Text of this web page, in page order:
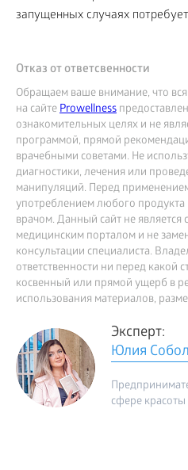
запущенных случаях
Отказ от ответсвенности
Обращаем ваше внимание, что
на сайтеProwellness
ознакомительных целях и не
программой, прямой
врачебными советами. Не
диагностики, лечения или
манипуляций. Перед
употреблением любого продукта
врачом. Данный сайт не
медицинским порталом и не
консультации специалиста.
ответственности ни перед какой
косвенный или прямой ущерб в
использования материалов,
Эксперт:
Юлия
сфере